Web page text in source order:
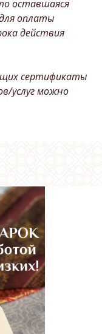
оставшаяся
оплаты
действия
сертификаты
услуг можно